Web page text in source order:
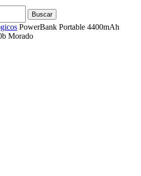
Buscar
PowerBank Portable 4400mAh
Morado